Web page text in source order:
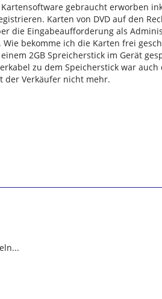
gebraucht erworben
Karten von DVD auf den
die Eingabeaufforderung als
bekomme ich die Karten frei
2GB Spreicherstick im Gerät
zu dem Speicherstick war auch
der Verkäufer nicht mehr.